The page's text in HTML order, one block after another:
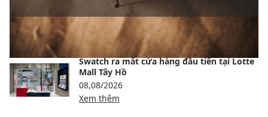
BÀI VIẾT NỔI BẬT
Swatch ra mắt cửa hàng đầu tiên tại Lotte
Mall Tây Hồ
08,08/2026
Xem thêm